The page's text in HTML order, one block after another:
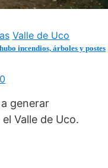
Valle de Uco
incendios, árboles y postes
0
generar
Valle de Uco.